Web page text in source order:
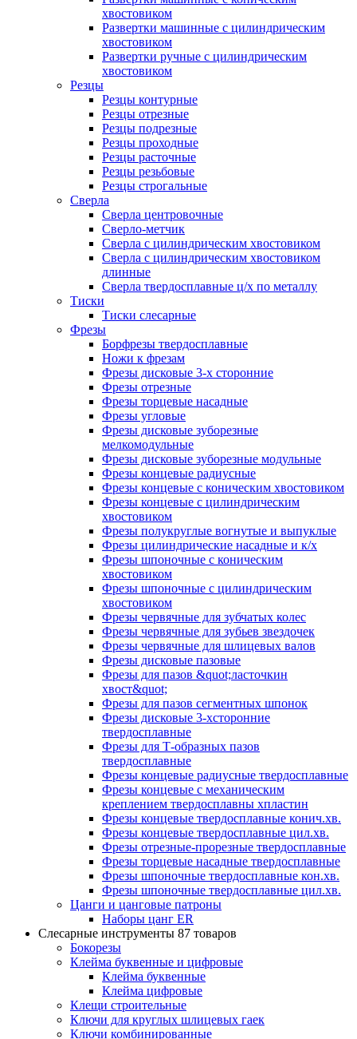
хвостовиком
Развертки машинные с цилиндрическим
хвостовиком
Развертки ручные с цилиндрическим
хвостовиком
Резцы
Резцы контурные
Резцы отрезные
Резцы подрезные
Резцы проходные
Резцы расточные
Резцы резьбовые
Резцы строгальные
Сверла
Сверла центровочные
Сверло-метчик
Сверла с цилиндрическим хвостовиком
Сверла с цилиндрическим хвостовиком
длинные
Сверла твердосплавные ц/х по металлу
Тиски
Тиски слесарные
Фрезы
Борфрезы твердосплавные
Ножи к фрезам
Фрезы дисковые 3-х сторонние
Фрезы отрезные
Фрезы торцевые насадные
Фрезы угловые
Фрезы дисковые зуборезные
мелкомодульные
Фрезы дисковые зуборезные модульные
Фрезы концевые радиусные
Фрезы концевые с коническим хвостовиком
Фрезы концевые с цилиндрическим
хвостовиком
Фрезы полукруглые вогнутые и выпуклые
Фрезы цилиндрические насадные и к/х
Фрезы шпоночные с коническим
хвостовиком
Фрезы шпоночные с цилиндрическим
хвостовиком
Фрезы червячные для зубчатых колес
Фрезы червячные для зубьев звездочек
Фрезы червячные для шлицевых валов
Фрезы дисковые пазовые
Фрезы для пазов &quot;ласточкин
хвост&quot;
Фрезы для пазов сегментных шпонок
Фрезы дисковые 3-хсторонние
твердосплавные
Фрезы для Т-образных пазов
твердосплавные
Фрезы концевые радиусные твердосплавные
Фрезы концевые с механическим
креплением твердосплавны хпластин
Фрезы концевые твердосплавные конич.хв.
Фрезы концевые твердосплавные цил.хв.
Фрезы отрезные-прорезные твердосплавные
Фрезы торцевые насадные твердосплавные
Фрезы шпоночные твердосплавные кон.хв.
Фрезы шпоночные твердосплавные цил.хв.
Цанги и цанговые патроны
Наборы цанг ER
Слесарные инструменты 87 товаров
Бокорезы
Клейма буквенные и цифровые
Клейма буквенные
Клейма цифровые
Клещи строительные
Ключи для круглых шлицевых гаек
Ключи комбинированные